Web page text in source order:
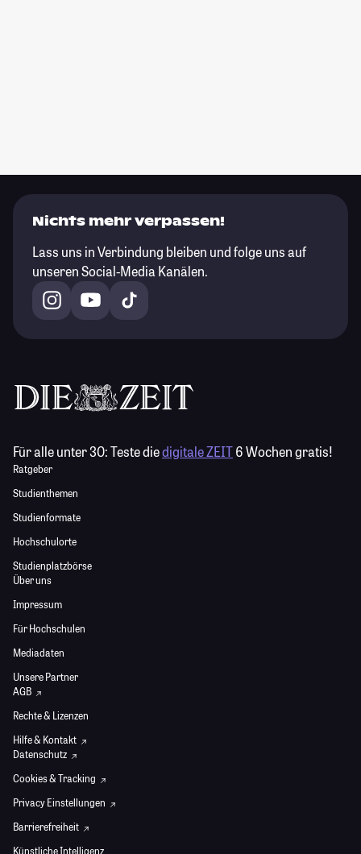
Nichts mehr verpassen!
Lass uns in Verbindung bleiben und folge uns auf
unseren Social-Media Kanälen.
Für alle unter 30:Teste diedigitale ZEIT6 Wochen gratis!
Ratgeber
Studienthemen
Studienformate
Hochschulorte
Studienplatzbörse
Über uns
Impressum
Für Hochschulen
Mediadaten
Unsere Partner
AGB
Rechte & Lizenzen
Hilfe & Kontakt
Datenschutz
Cookies & Tracking
Privacy Einstellungen
Barrierefreiheit
Künstliche Intelligenz